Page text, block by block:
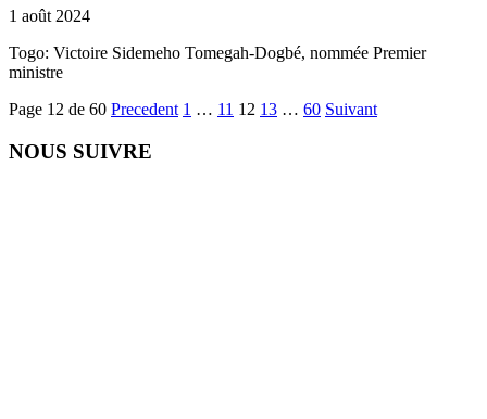
1 août 2024
Togo: Victoire Sidemeho Tomegah-Dogbé, nommée Premier
ministre
Page 12 de 60 Precedent 1 … 11 12 13 … 60 Suivant
NOUS SUIVRE